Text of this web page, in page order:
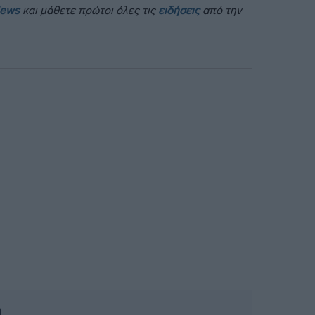
και μάθετε πρώτοι όλες τις ειδήσειςαπό την